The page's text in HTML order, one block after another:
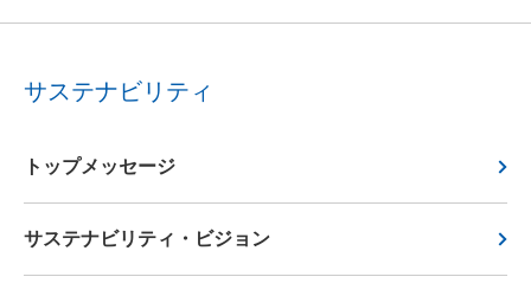
サステナビリティ
トップメッセージ
サステナビリティ・ビジョン